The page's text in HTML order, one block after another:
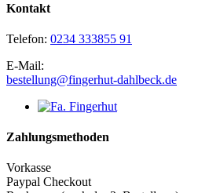
Kontakt
Telefon: 0234 333855 91
E-Mail:
bestellung@fingerhut-dahlbeck.de
Zahlungsmethoden
Vorkasse
Paypal Checkout